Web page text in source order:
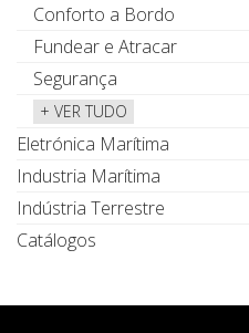
Conforto a Bordo
Fundear e Atracar
Segurança
+ VER TUDO
Eletrónica Marítima
Industria Marítima
Indústria Terrestre
Catálogos